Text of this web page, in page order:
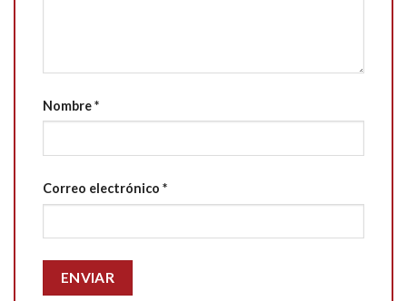
Nombre*
Correo electrónico *